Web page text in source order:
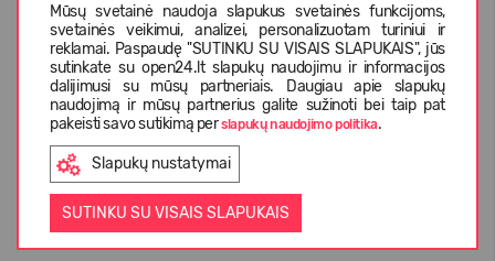
Mūsų svetainė naudoja slapukus svetainės funkcijoms,
svetainės veikimui, analizei, personalizuotam turiniui ir
reklamai. Paspaudę "SUTINKU SU VISAIS SLAPUKAIS", jūs
sutinkate su open24.lt slapukų naudojimu ir informacijos
dalijimusi su mūsų partneriais. Daugiau apie slapukų
naudojimą ir mūsų partnerius galite sužinoti bei taip pat
pakeisti savo sutikimą perslapukų naudojimo politika.
Slapukų nustatymai
SUTINKU SU VISAIS SLAPUKAIS
INFORMACIJA PIRKĖJUI
D.U.K.